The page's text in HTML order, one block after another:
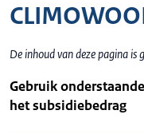
De inhoud van deze pagina
Gebruik
het subsidiebedrag